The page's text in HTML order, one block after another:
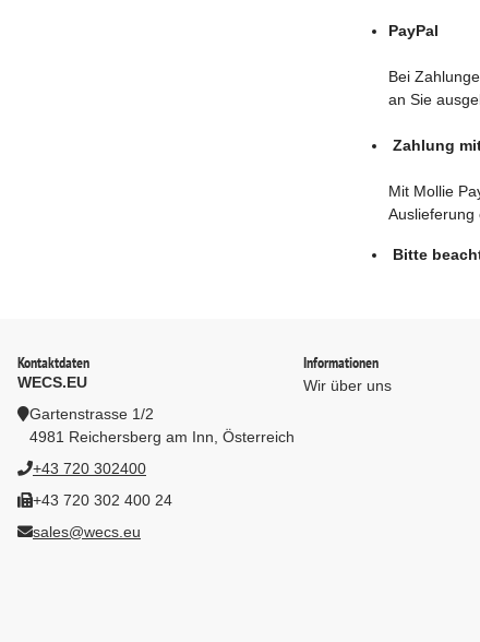
PayPal
Bei
an Sie
Zahlung
Mit Mollie
Auslieferung
Bitte
Kontaktdaten
WECS.EU
Gartenstrasse 1/2
4981 Reichersberg am Inn, Österreich
+43 720 302400
+43 720 302 400 24
sales@wecs.eu
Informationen
Wir über uns